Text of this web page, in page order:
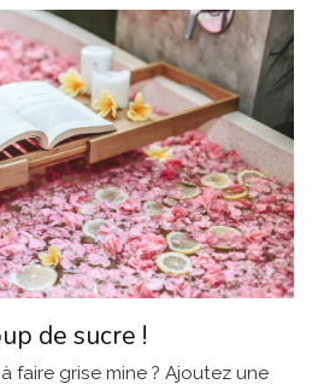
de sucre !
faire grise mine ? Ajoutez une